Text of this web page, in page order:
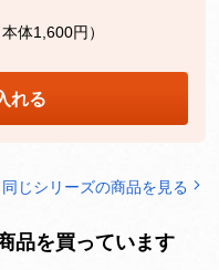
体1,600円）
れる
同じシリーズの商品を見る
品を買っています